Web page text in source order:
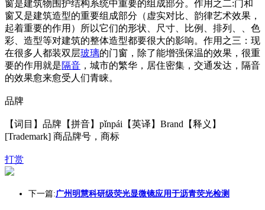
窗是建筑物围护结构系统中重要的组成部分。作用之二:门和
窗又是建筑造型的重要组成部分（虚实对比、韵律艺术效果，
起着重要的作用）所以它们的形状、尺寸、比例、排列、、色
彩、造型等对建筑的整体造型都要很大的影响。作用之三：现
在很多人都装双层玻璃的门窗，除了能增强保温的效果，很重
要的作用就是隔音 ，城市的繁华，居住密集，交通发达，隔音
的效果愈来愈受人们青睐。
品牌
【词目】品牌【拼音】pǐnpái【英译】Brand【释义】
[Trademark] 商品牌号，商标
打赏
下一篇:广州明慧科研级荧光显微镜应用于沥青荧光检测